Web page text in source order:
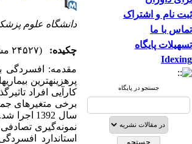
ثبت نام و اشتراک
تماس با ما
تسهیلات پایگاه
Idexing
جستجو در پایگاه
دانشگاه علوم
چکیده:
(۲۴۵۲۷ مشاهده)
کارآیی افراد
نمونه‌گیری